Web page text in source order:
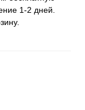
1-2 дней.